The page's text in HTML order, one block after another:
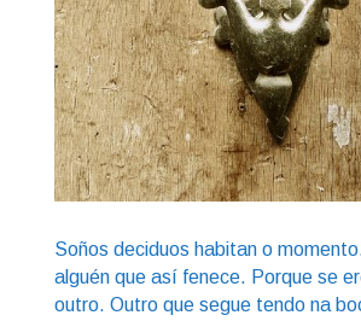
Soños deciduos habitan o
alguén que así fenece. Porque se
outro. Outro que segue tendo na